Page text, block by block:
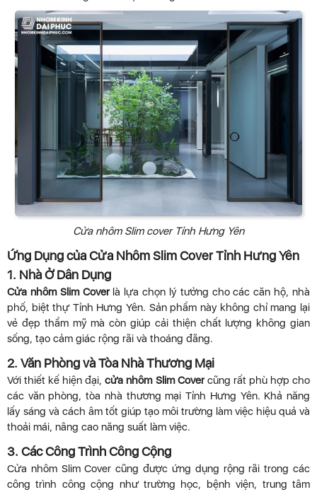
Cửa nhôm Slim cover Tỉnh Hưng Yên
Ứng Dụng của Cửa Nhôm Slim Cover Tỉnh Hưng Yên
1. Nhà Ở Dân Dụng
Cửa nhôm Slim Coverlà lựa chọn lý tưởng cho các căn hộ, nhà
phố, biệt thự Tỉnh Hưng Yên. Sản phẩm này không chỉ mang lại
vẻ đẹp thẩm mỹ mà còn giúp cải thiện chất lượng không gian
sống, tạo cảm giác rộng rãi và thoáng đãng.
2. Văn Phòng và Tòa Nhà Thương Mại
Với thiết kế hiện đại,cửa nhôm Slim Covercũng rất phù hợp cho
các văn phòng, tòa nhà thương mại Tỉnh Hưng Yên. Khả năng
lấy sáng và cách âm tốt giúp tạo môi trường làm việc hiệu quả và
thoải mái, nâng cao năng suất làm việc.
3. Các Công Trình Công Cộng
Cửa nhôm Slim Cover cũng được ứng dụng rộng rãi trong các
công trình công cộng như trường học, bệnh viện, trung tâm